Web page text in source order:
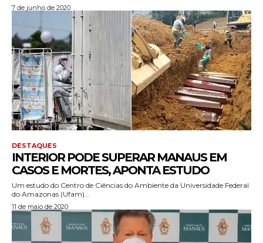
7 de junho de 2020
DESTAQUES
INTERIOR PODE SUPERAR MANAUS EM
CASOS E MORTES, APONTA ESTUDO
Um estudo do Centro de Ciências do Ambiente da Universidade Federal
do Amazonas (Ufam)...
11 de maio de 2020